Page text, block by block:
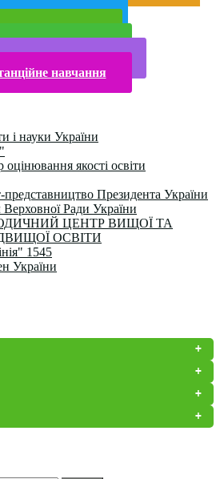
навчання
і науки України
якості освіти
представництво Президента України
Ради України
ЦЕНТР ВИЩОЇ ТА
ОСВІТИ
1545
України